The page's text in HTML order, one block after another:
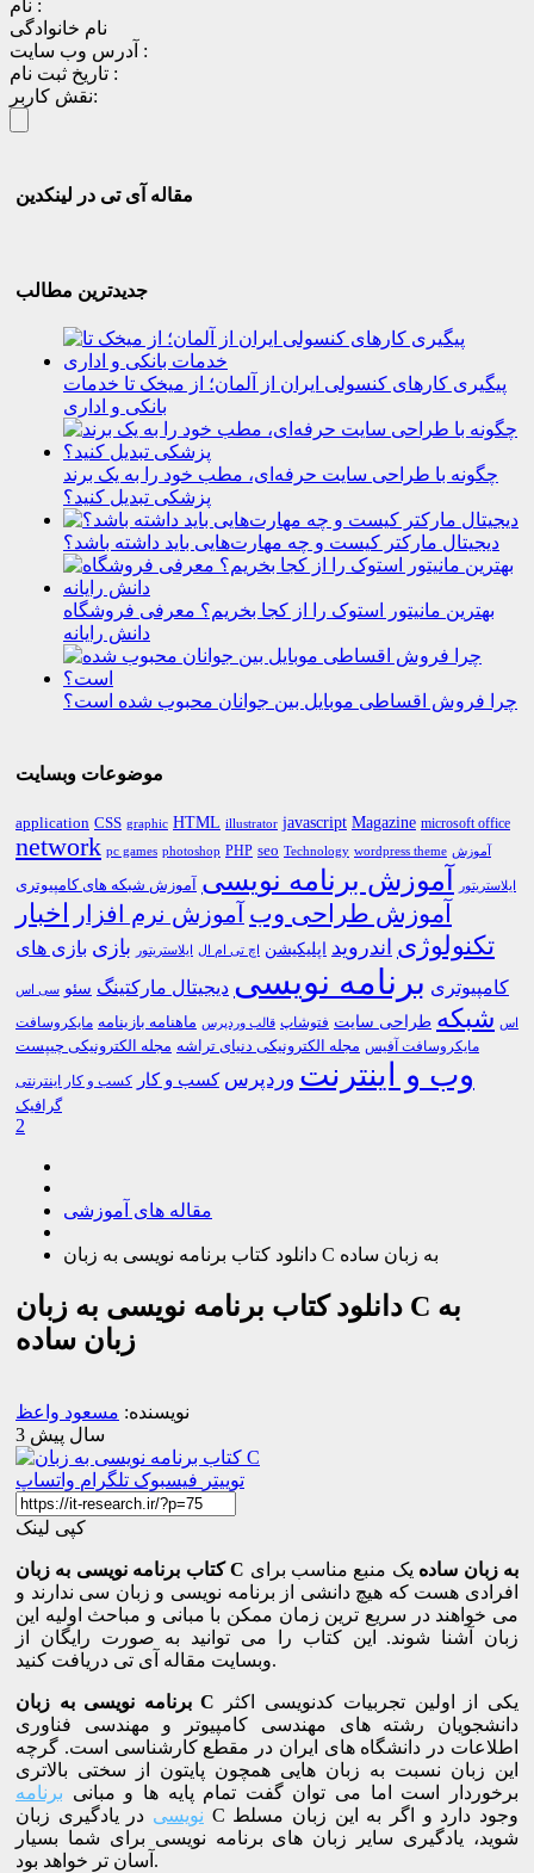
نام :
نام خانوادگی
آدرس وب سایت :
تاریخ ثبت نام :
نقش کاربر:
مقاله آی تی در لینکدین
جدیدترین مطالب
پیگیری کارهای کنسولی ایران از آلمان؛ از میخک تا خدمات
بانکی و اداری
چگونه با طراحی سایت حرفه‌ای، مطب خود را به یک برند
پزشکی تبدیل کنید؟
دیجیتال مارکتر کیست و چه مهارت‌هایی باید داشته باشد؟
بهترین مانیتور استوک را از کجا بخریم؟ معرفی فروشگاه
دانش رایانه
چرا فروش اقساطی موبایل بین جوانان محبوب شده است؟
موضوعات وبسایت
application CSS graphic HTML illustrator javascript Magazine microsoft office
network pc games photoshop PHP seo Technology wordpress theme آموزش
ایلاستریتور آموزش برنامه نویسی آموزش شبکه های کامپیوتری
آموزش طراحی وب آموزش نرم افزار اخبار
تکنولوژی اندروید اپلیکیشن اچ تی ام ال ایلاستریتور بازی بازی های
کامپیوتری برنامه نویسی دیجیتال مارکتینگ سئو سی اس
اس شبکه طراحی سایت فتوشاپ قالب وردپرس ماهنامه بازینامه مایکروسافت
مایکروسافت آفیس مجله الکترونیکی دنیای تراشه مجله الکترونیکی چیپست
وب و اینترنت وردپرس کسب و کار کسب و کار اینترنتی
گرافیک
2
مقاله های آموزشی
دانلود کتاب برنامه نویسی به زبان C به زبان ساده
دانلود کتاب برنامه نویسی به زبان C به
زبان ساده
نویسنده: مسعود واعظ
3 سال پیش
توییتر فیسبوک تلگرام واتساپ
کپی لینک
کتاب برنامه نویسی به زبان C به زبان ساده یک منبع مناسب برای
افرادی هست که هیچ دانشی از برنامه نویسی و زبان سی ندارند و
می خواهند در سریع ترین زمان ممکن با مبانی و مباحث اولیه این
زبان آشنا شوند. این کتاب را می توانید به صورت رایگان از
وبسایت مقاله آی تی دریافت کنید.
برنامه نویسی به زبان C
دانشجویان رشته های مهندسی کامپیوتر و مهندسی فناوری
اطلاعات در دانشگاه های ایران در مقطع کارشناسی است. گرچه
این زبان نسبت به زبان هایی همچون پایتون از سختی بالاتری
برخوردار است اما می توان گفت تمام پایه ها و مبانی برنامه
نویسی در یادگیری زبان C وجود دارد و اگر به این زبان مسلط
شوید، یادگیری سایر زبان های برنامه نویسی برای شما بسیار
آسان تر خواهد بود.